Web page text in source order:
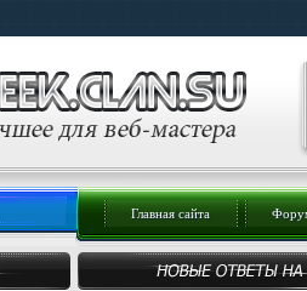
Главная сайта